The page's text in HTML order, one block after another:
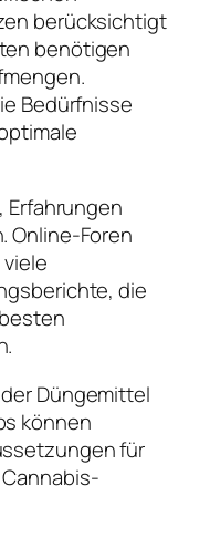
berücksichtigt
benötigen
Bedürfnisse
Erfahrungen
Online-Foren
die
Düngemittel
können
für